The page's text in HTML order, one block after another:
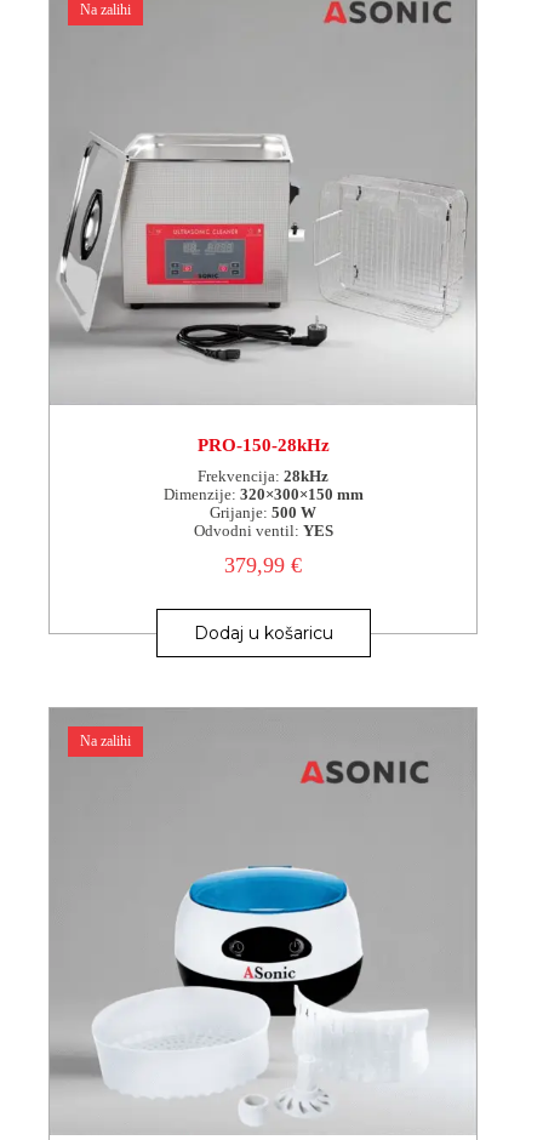
Na zalihi
PRO-150-28kHz
Frekvencija: 28kHz
Dimenzije: 320×300×150 mm
Grijanje: 500 W
Odvodni ventil: YES
379,99€
Dodaj u košaricu
Na zalihi